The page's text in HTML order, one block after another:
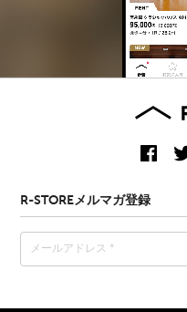
R-STOREメルマガ登録